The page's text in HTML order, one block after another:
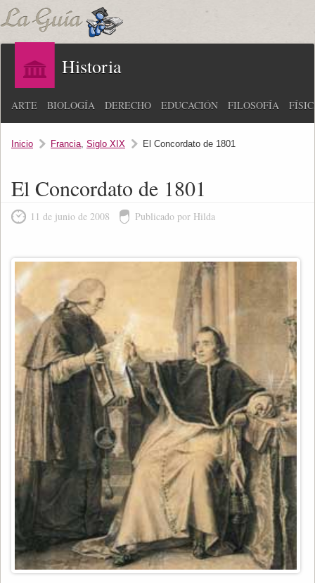
Historia
ARTE BIOLOGÍA DERECHO EDUCACIÓN FILOSOFÍA
Inicio Francia, Siglo XIX El Concordato de 1801
El Concordato de 1801
11 de junio de 2008 Publicado por Hilda